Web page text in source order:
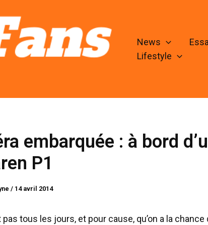
News
Lifestyle
embarquée : à bord
P1
/ 14 avril 2014
pas tous les jours, et pour cause, qu’on a la